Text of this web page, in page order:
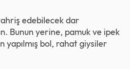
edebilecek dar
Bunun yerine, pamuk ve ipek
yapılmış bol, rahat giysiler